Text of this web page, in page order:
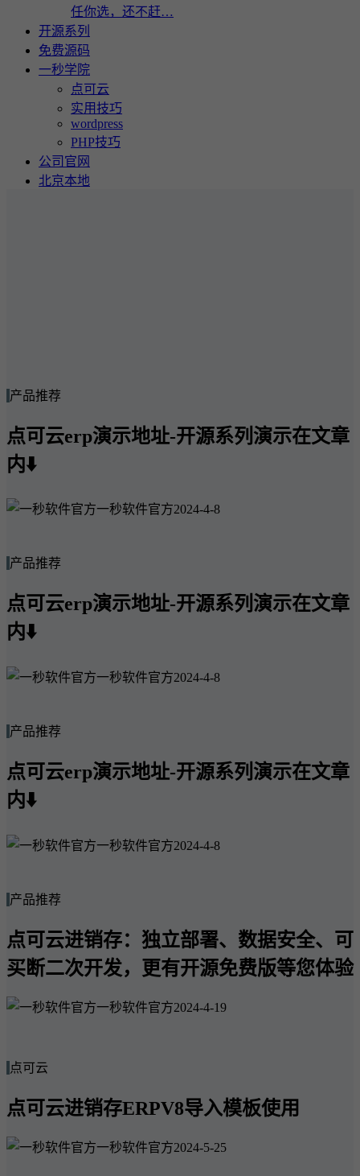
任你选，还不赶…
开源系列
免费源码
一秒学院
点可云
实用技巧
wordpress
PHP技巧
公司官网
北京本地
产品推荐
点可云erp演示地址-开源系列演示在文章
内⬇️
一秒软件官方2024-4-8
产品推荐
点可云erp演示地址-开源系列演示在文章
内⬇️
一秒软件官方2024-4-8
产品推荐
点可云erp演示地址-开源系列演示在文章
内⬇️
一秒软件官方2024-4-8
产品推荐
点可云进销存：独立部署、数据安全、可
买断二次开发，更有开源免费版等您体验
一秒软件官方2024-4-19
点可云
点可云进销存ERPV8导入模板使用
一秒软件官方2024-5-25